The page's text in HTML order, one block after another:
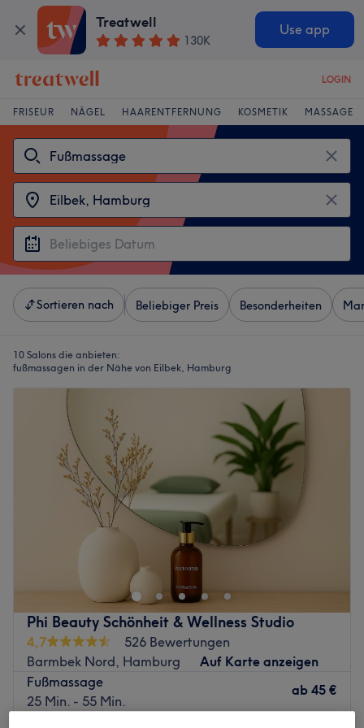
Treatwell
130K
Use app
LOGIN
FRISEUR NÄGEL HAARENTFERNUNG KOSMETIK MASSAGE
Sortieren nach Beliebiger Preis Besonderheiten
10 Salons die anbieten:
fußmassagen in der Nähe von Eilbek, Hamburg
Phi Beauty Schönheit & Wellness Studio
4,7
526 Bewertungen
Barmbek Nord, Hamburg
Auf Karte anzeigen
Fußmassage
25 Min. - 55 Min.
ab 45 €